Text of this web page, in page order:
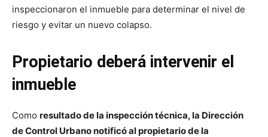
inspeccionaron el inmueble para determinar el nivel de
riesgo y evitar un nuevo colapso.
Propietario deberá intervenir el
inmueble
Como resultado de la inspección técnica, la Dirección
de Control Urbano notificó al propietario de la